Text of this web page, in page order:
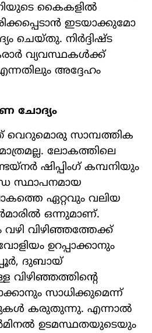
കൈകളിൽ
ഇടയാക്കുമോ
ചെയ്തു. നിർദ്ദിഷ്ട
വ്യവസ്ഥകൾക്ക്
അദ്ദേഹം
ചോദ്യം
സാമ്പത്തിക
ലോകത്തിലെ
ഷിപ്പിംഗ് കമ്പനിയും
ഏറ്റവും വലിയ
ഒന്നുമാണ്.
വിഴിഞ്ഞത്തേക്ക്
ഉറപ്പാക്കാനും
ദുബായ്
സാധിക്കുമെന്ന്
കരുതുന്നു. എന്നാൽ
ഉടമസ്ഥതയുടെയും